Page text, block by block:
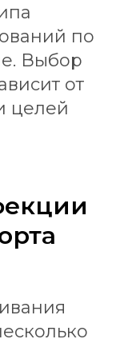
по
Выбор
от
целей